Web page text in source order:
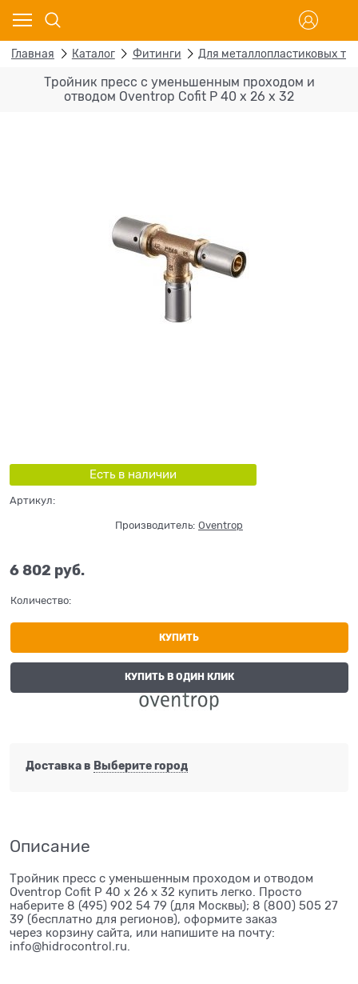
Главная Каталог Фитинги Для металлопластиковых
Тройник пресс с уменьшенным проходом и
отводом Oventrop Cofit P 40 х 26 х 32
Есть в наличии
Артикул:
Производитель: Oventrop
6 802 руб.
Количество:
КУПИТЬ
КУПИТЬ В ОДИН КЛИК
Доставка в Выберите город
Описание
Тройник пресс с уменьшенным проходом и отводом
Oventrop Cofit P 40 х 26 х 32 купить легко. Просто
наберите 8 (495) 902 54 79 (для Москвы); 8 (800) 505 27
39 (бесплатно для регионов), оформите заказ
через корзину сайта, или напишите на почту:
info@hidrocontrol.ru.